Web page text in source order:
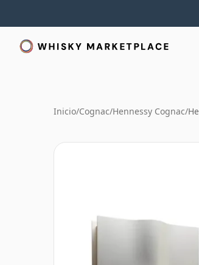
Inicio/Cognac/Hennessy Cognac/